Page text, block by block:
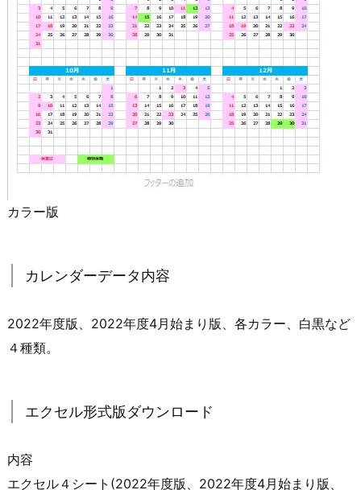
カラー版
カレンダーデータ内容
2022年度版、2022年度4月始まり版、各カラー、白黒など
４種類。
エクセル形式版ダウンロード
内容
エクセル４シート(2022年度版、2022年度4月始まり版、